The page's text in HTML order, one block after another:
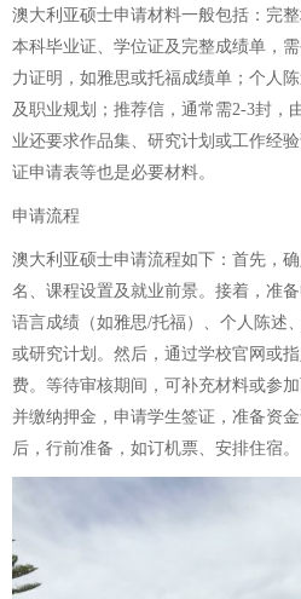
澳大利亚硕士申请材料一般包括：完
本科毕业证、学位证及完整成绩单，
力证明，如雅思或托福成绩单；个人
及职业规划；推荐信，通常需2-3封，
业还要求作品集、研究计划或工作经
证申请表等也是必要材料。
申请流程
澳大利亚硕士申请流程如下：首先，
名、课程设置及就业前景。接着，准
语言成绩（如雅思/托福）、个人陈述
或研究计划。然后，通过学校官网或
费。等待审核期间，可补充材料或参
并缴纳押金，申请学生签证，准备资
后，行前准备，如订机票、安排住宿。